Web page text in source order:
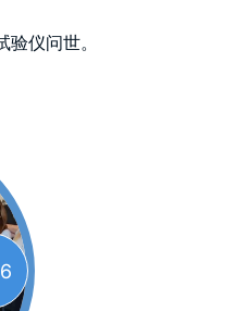
仪问世。